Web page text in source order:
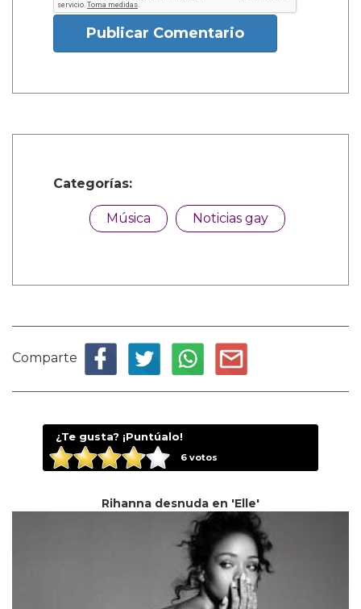
Publicar Comentario
Categorías:
Música Noticias gay
Comparte
¿Te gusta? ¡Puntúalo!
6votos
Rihanna desnuda en 'Elle'